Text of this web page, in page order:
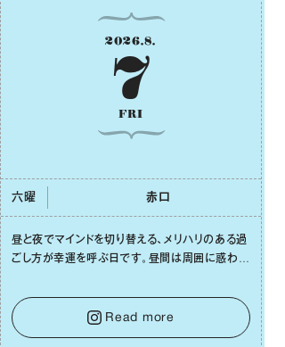
2026.8.
7
FRI
六曜 ⾚⼝
昼と夜でマインドを切り替える、メリハリのある過
ごし⽅が幸運を呼ぶ⽇です。昼間は周囲に惑わさ
をキープして。そして夜は、疲れや寂しさから⽢
い⾔葉に流されないよう、⼼にしっかりブレーキ
をかけること。この意識の切り替えが、あなたに
Read more